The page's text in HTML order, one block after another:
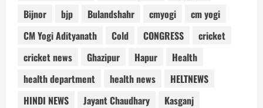
Bijnor
bjp Bulandshahr cmyogi
cm yogi
CM Yogi Adityanath
Cold CONGRESS
cricket
cricket news
Ghazipur Hapur
Health
health department
health news
HELTNEWS
HINDI NEWS
Jayant Chaudhary
Kasganj